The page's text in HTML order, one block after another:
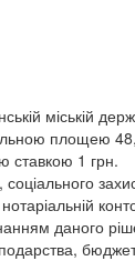
міській
площею
ставкою 1 грн.
нотаріальній
даного